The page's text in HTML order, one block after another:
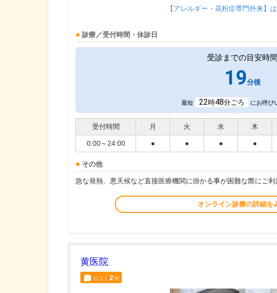
【アレルギー・花粉症専門外来】
診療／受付時間・休診日
受診までの目安時間
19分後
最短 22時48分ごろ にお呼び
受付時間 月 火 水 木
0:00～24:00 ● ● ● ●
その他
急な発熱、悪天候など直接医療機関に掛かる事が困難な際にご
オンライン診療の詳細を
黄医院
口コミ 2件